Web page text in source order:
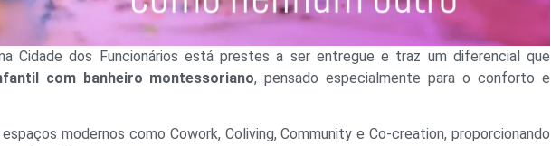
Cidade dos Funcionários está prestes a ser entregue e traz um diferencial que
com banheiro montessoriano, pensado especialmente para o conforto e
modernos como Cowork, Coliving, Community e Co-creation, proporcionando